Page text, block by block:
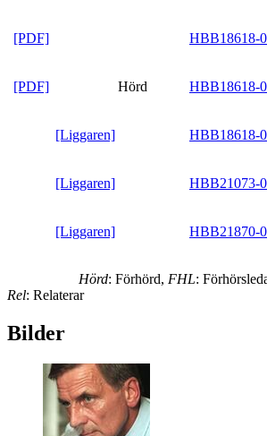
[PDF] HBB18618-
[PDF] Hörd HBB18618-
[Liggaren] HBB18618-
[Liggaren] HBB21073-
[Liggaren] HBB21870-
Hörd: Förhörd, FHL:
Rel: Relaterar
Bilder